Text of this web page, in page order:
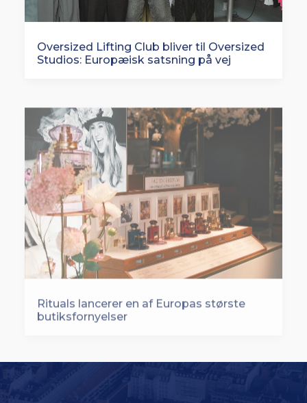
Oversized Lifting Club bliver til Oversized
Studios: Europæisk satsning på vej
Rituals lancerer en af Europas største